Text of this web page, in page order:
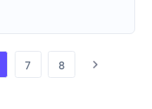
7 8